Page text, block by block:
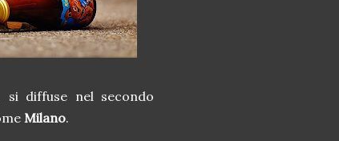
diffuse nel secondo
Milano.